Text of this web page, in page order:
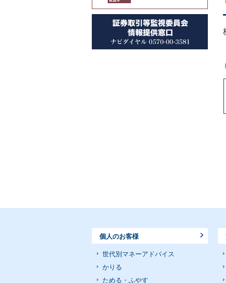
個人のお客様
世代別マネーアドバイス
かりる
ためる・ふやす